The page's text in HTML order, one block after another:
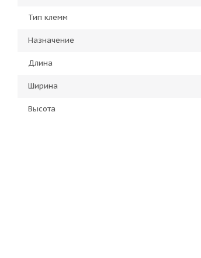
Тип клемм
Назначение
Длина
Ширина
Высота